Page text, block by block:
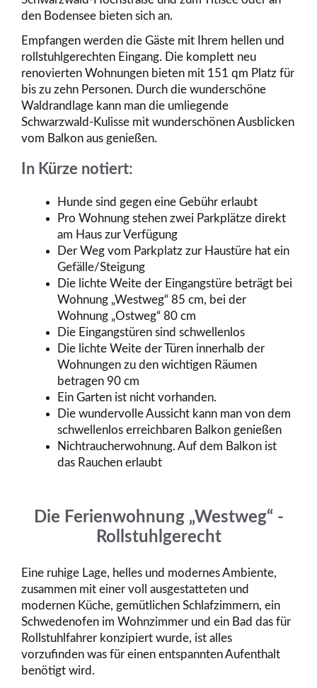
den Bodensee bieten sich an.
Empfangen werden die Gäste mit Ihrem hellen und
rollstuhlgerechten Eingang. Die komplett neu
renovierten Wohnungen bieten mit 151 qm Platz für
bis zu zehn Personen. Durch die wunderschöne
Waldrandlage kann man die umliegende
Schwarzwald-Kulisse mit wunderschönen Ausblicken
vom Balkon aus genießen.
In Kürze notiert:
Hunde sind gegen eine Gebühr erlaubt
Pro Wohnung stehen zwei Parkplätze direkt
am Haus zur Verfügung
Der Weg vom Parkplatz zur Haustüre hat ein
Gefälle/Steigung
Die lichte Weite der Eingangstüre beträgt bei
Wohnung „Westweg“ 85 cm, bei der
Wohnung „Ostweg“ 80 cm
Die Eingangstüren sind schwellenlos
Die lichte Weite der Türen innerhalb der
Wohnungen zu den wichtigen Räumen
betragen 90 cm
Ein Garten ist nicht vorhanden.
Die wundervolle Aussicht kann man von dem
schwellenlos erreichbaren Balkon genießen
Nichtraucherwohnung. Auf dem Balkon ist
das Rauchen erlaubt
Die Ferienwohnung „Westweg“ -
Rollstuhlgerecht
Eine ruhige Lage, helles und modernes Ambiente,
zusammen mit einer voll ausgestatteten und
modernen Küche, gemütlichen Schlafzimmern, ein
Schwedenofen im Wohnzimmer und ein Bad das für
Rollstuhlfahrer konzipiert wurde, ist alles
vorzufinden was für einen entspannten Aufenthalt
benötigt wird.